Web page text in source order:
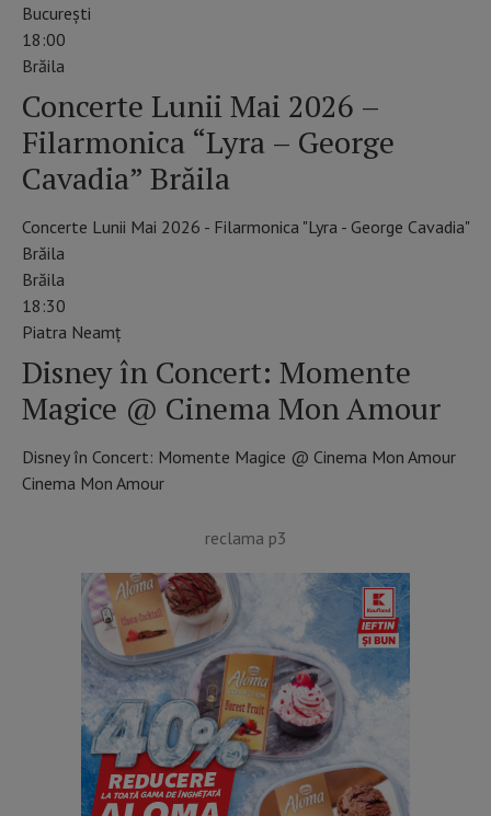
București
18:00
Brăila
Concerte Lunii Mai 2026 –
Filarmonica “Lyra – George
Cavadia” Brăila
Concerte Lunii Mai 2026 - Filarmonica "Lyra - George Cavadia"
Brăila
Brăila
18:30
Piatra Neamţ
Disney în Concert: Momente
Magice @ Cinema Mon Amour
Disney în Concert: Momente Magice @ Cinema Mon Amour
Cinema Mon Amour
reclama p3